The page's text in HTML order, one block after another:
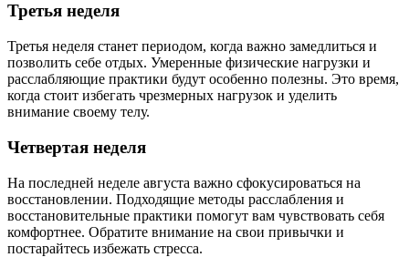
Третья неделя
Третья неделя станет периодом, когда важно замедлиться и
позволить себе отдых. Умеренные физические нагрузки и
расслабляющие практики будут особенно полезны. Это время,
когда стоит избегать чрезмерных нагрузок и уделить
внимание своему телу.
Четвертая неделя
На последней неделе августа важно сфокусироваться на
восстановлении. Подходящие методы расслабления и
восстановительные практики помогут вам чувствовать себя
комфортнее. Обратите внимание на свои привычки и
постарайтесь избежать стресса.